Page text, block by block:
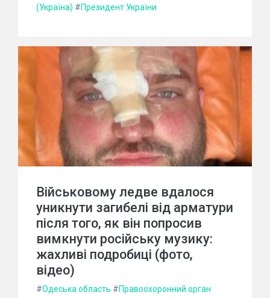
(Україна) #Президент України
Військовому ледве вдалося
уникнути загибелі від арматури
після того, як він попросив
вимкнути російську музику:
жахливі подробиці (фото,
відео)
#Одеська область #Правоохоронний орган